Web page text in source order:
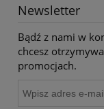
Newsletter
Bądź z nami w
chcesz
promocjach.